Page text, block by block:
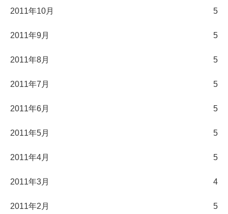
2011年10月 5
2011年9月 5
2011年8月 5
2011年7月 5
2011年6月 5
2011年5月 5
2011年4月 5
2011年3月 4
2011年2月 5